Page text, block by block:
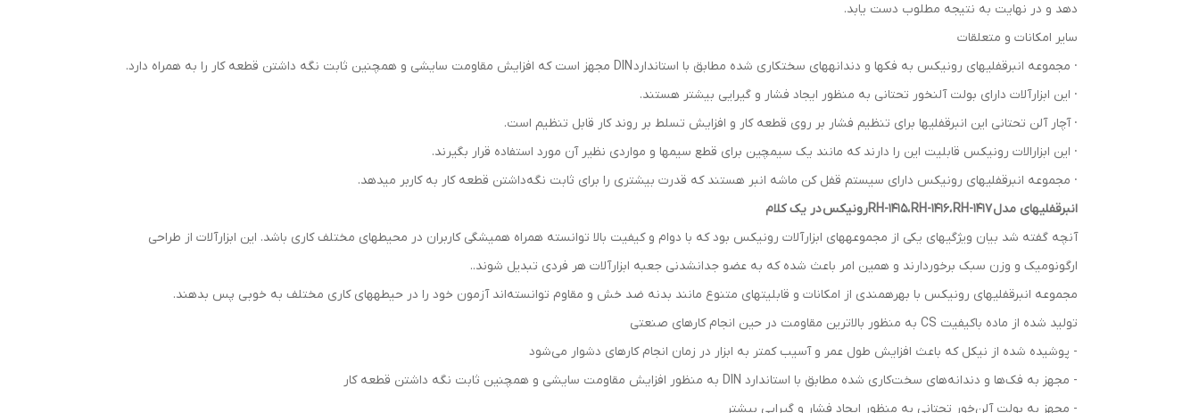
دهد و در نهایت به نتیجه مطلوب دست یابد.
سایر امکانات و متعلقات
· مجموعه انبرقفلی­های رونیکس به فک­ها و دندانه­های سخت­کاری شده مطابق با استاندارد DIN مجهز است که افزایش مقاومت سایشی و همچنین ثابت نگه داشتن قطعه کار را به همراه دارد.
· این ابزارآلات دارای بولت آلن­خور تحتانی به منظور ایجاد فشار و گیرایی بیشتر هستند.
· آچار آلن تحتانی این انبرقفلی­ها برای تنظیم فشار بر روی قطعه کار و افزایش تسلط بر روند کار قابل تنظیم است.
· این ابزارالات رونیکس قابلیت این را دارند که مانند یک سیم­چین برای قطع سیم­ها و مواردی نظیر آن مورد استفاده قرار بگیرند.
· مجموعه انبرقفلی­های رونیکس دارای سیستم قفل کن ماشه انبر هستند که قدرت بیشتری را برای ثابت نگه‌داشتن قطعه کار به کاربر می­دهد.
انبرقفلی­های مدل RH-1415، RH-1416، RH-1417رونیکس در یک کلام
آنچه گفته شد بیان ویژگی­های یکی از مجموعه­های ابزارآلات رونیکس بود که با دوام و کیفیت بالا توانسته همراه همیشگی کاربران در محیط­های مختلف کاری باشد. این ابزارآلات از طراحی
ارگونومیک و وزن سبک برخوردارند و همین امر باعث شده که به عضو جدانشدنی جعبه ابزارآلات هر فردی تبدیل شوند..
مجموعه انبرقفلی­های رونیکس با بهره­مندی از امکانات و قابلیت­های متنوع مانند بدنه ضد خش و مقاوم توانسته‌اند آزمون خود را در حیطه­های کاری مختلف به خوبی پس بدهند.
تولید شده از ماده باکیفیت CS به منظور بالاترین مقاومت در حین انجام کارهای صنعتی
- پوشیده شده از نیکل که باعث افزایش طول عمر و آسیب کمتر به ابزار در زمان انجام کارهای دشوار می‌شود
- مجهز به فک‌ها و دندانه‌های سخت‌کاری شده مطابق با استاندارد DIN به منظور افزایش مقاومت سایشی و همچنین ثابت نگه داشتن قطعه کار
- مجهز به بولت آلن‌خور تحتانی به منظور ایجاد فشار و گیرایی بیشتر